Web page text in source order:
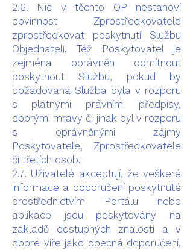
2.6. Nic v těchto OP nestanoví
povinnost Zprostředkovatele
zprostředkovat poskytnutí Službu
Objednateli. Též Poskytovatel je
zejména oprávněn odmítnout
poskytnout Službu, pokud by
požadovaná Služba byla v rozporu
s platnými právními předpisy,
dobrými mravy či jinak byl v rozporu
s oprávněnými zájmy
Poskytovatele, Zprostředkovatele
či třetích osob.
2.7. Uživatelé akceptují, že veškeré
informace a doporučení poskytnuté
prostřednictvím Portálu nebo
aplikace jsou poskytovány na
základě dostupných znalostí a v
dobré víře jako obecná doporučení,